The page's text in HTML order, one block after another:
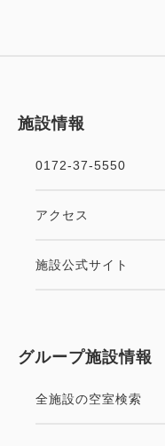
※但し、タオル等も
◆ＪＲ弘前駅中央口
◆ＪＲ弘前駅中央口
施設情報
0172-37-5550
アクセス
施設公式サイト
グループ施設情報
全施設の空室検索